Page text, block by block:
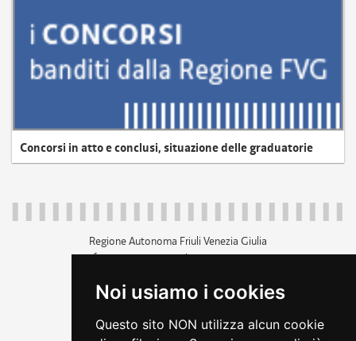
Noi usiamo i cookies
Questo sito NON utilizza alcun cookie
Concorsi in atto e conclusi, situazione delle graduatorie
Regione Autonoma Friuli Venezia Giulia
c.f. 80014930327; p.iva 00526040324
+39 040 3771111